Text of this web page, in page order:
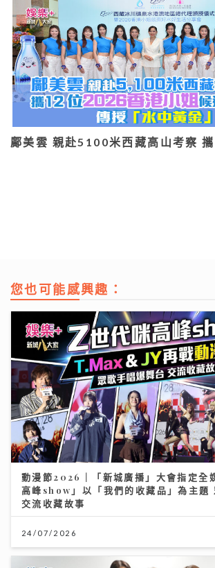
鄺美雲 親赴5100米西藏高山考察
您也可能感興趣：
動漫節2026｜「新城廣播」大會指定全
高峰show」以「我們的收藏品」為主題
交流收藏故事
24/07/2026